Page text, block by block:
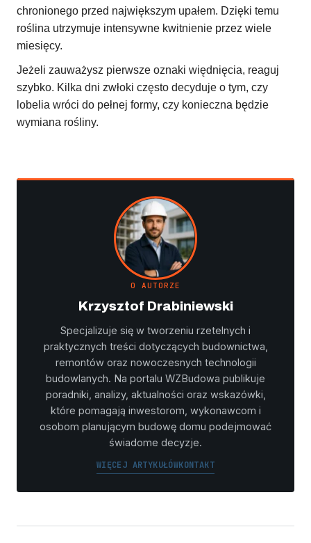
chronionego przed największym upałem. Dzięki temu
roślina utrzymuje intensywne kwitnienie przez wiele
miesięcy.
Jeżeli zauważysz pierwsze oznaki więdnięcia, reaguj
szybko. Kilka dni zwłoki często decyduje o tym, czy
lobelia wróci do pełnej formy, czy konieczna będzie
wymiana rośliny.
O AUTORZE
Krzysztof Drabiniewski
Specjalizuje się w tworzeniu rzetelnych i
praktycznych treści dotyczących budownictwa,
remontów oraz nowoczesnych technologii
budowlanych. Na portalu WZBudowa publikuje
poradniki, analizy, aktualności oraz wskazówki,
które pomagają inwestorom, wykonawcom i
osobom planującym budowę domu podejmować
świadome decyzje.
WIĘCEJ ARTYKUŁÓWKONTAKT